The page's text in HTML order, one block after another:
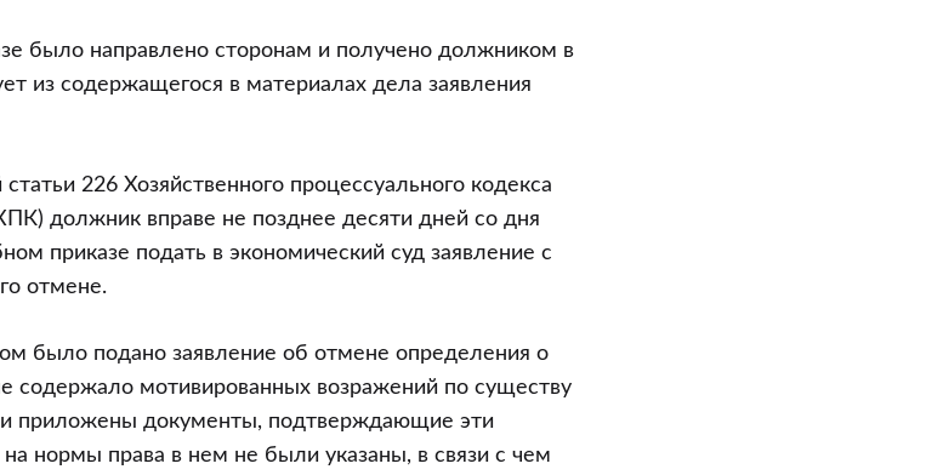
было направлено сторонам и получено должником в
из содержащегося в материалах дела заявления
226 Хозяйственного процессуального кодекса
должник вправе не позднее десяти дней со дня
приказе подать в экономический суд заявление с
отмене.
было подано заявление об отмене определения о
содержало мотивированных возражений по существу
приложены документы, подтверждающие эти
нормы права в нем не были указаны, в связи с чем